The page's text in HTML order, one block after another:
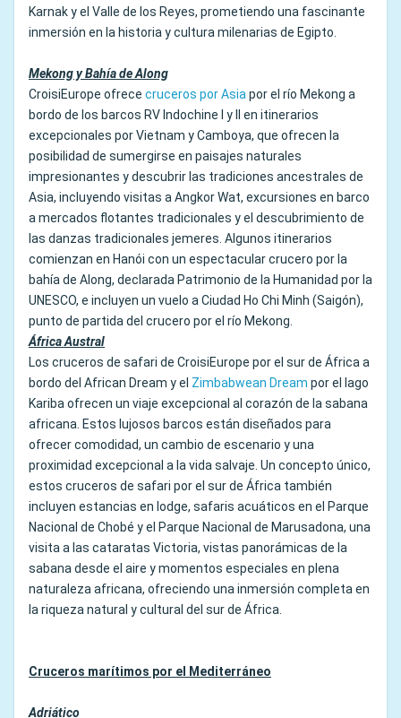
Karnak y el Valle de los Reyes, prometiendo una fascinante
inmersión en la historia y cultura milenarias de Egipto.
Mekong y Bahía de Along
CroisiEurope ofrece cruceros por Asiapor el río Mekong a
bordo de los barcos RV Indochine I y II en itinerarios
excepcionales por Vietnam y Camboya, que ofrecen la
posibilidad de sumergirse en paisajes naturales
impresionantes y descubrir las tradiciones ancestrales de
Asia, incluyendo visitas a Angkor Wat, excursiones en barco
a mercados flotantes tradicionales y el descubrimiento de
las danzas tradicionales jemeres. Algunos itinerarios
comienzan en Hanói con un espectacular crucero por la
bahía de Along, declarada Patrimonio de la Humanidad por la
UNESCO, e incluyen un vuelo a Ciudad Ho Chi Minh (Saigón),
punto de partida del crucero por el río Mekong.
África Austral
Los cruceros de safari de CroisiEurope por el sur de África a
bordo del African Dream y el Zimbabwean Dream por el lago
Kariba ofrecen un viaje excepcional al corazón de la sabana
africana. Estos lujosos barcos están diseñados para
ofrecer comodidad, un cambio de escenario y una
proximidad excepcional a la vida salvaje. Un concepto único,
estos cruceros de safari por el sur de África también
incluyen estancias en lodge, safaris acuáticos en el Parque
Nacional de Chobé y el Parque Nacional de Marusadona, una
visita a las cataratas Victoria, vistas panorámicas de la
sabana desde el aire y momentos especiales en plena
naturaleza africana, ofreciendo una inmersión completa en
la riqueza natural y cultural del sur de África.
Cruceros marítimos por el Mediterráneo
Adriático